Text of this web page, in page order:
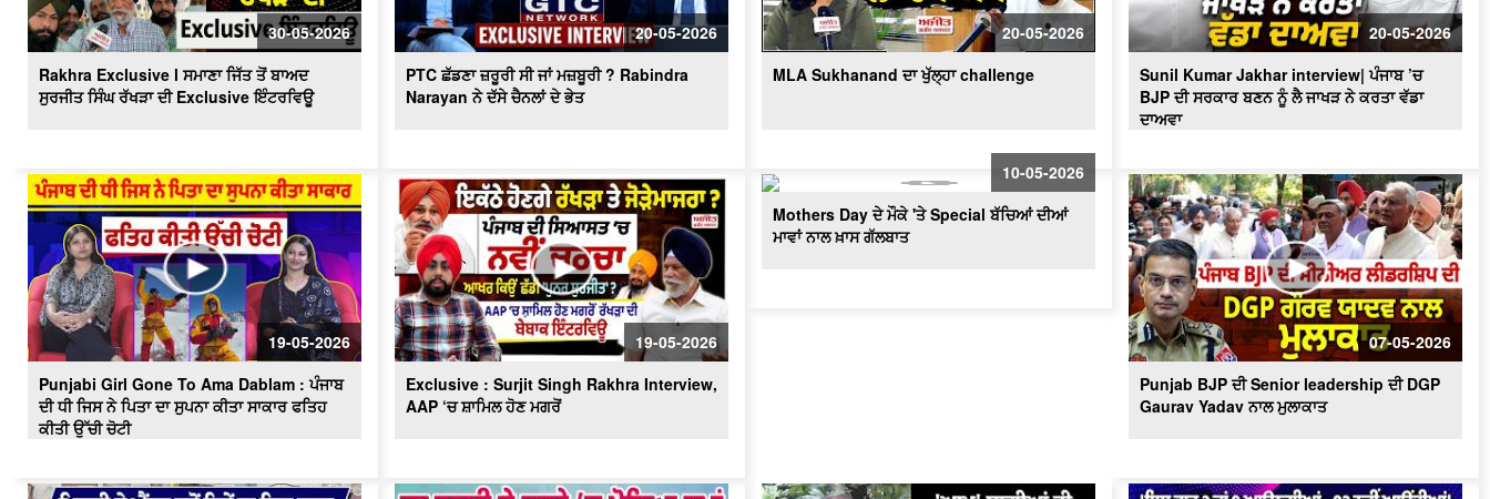
'ਇਸ ਵਾਰ 2 ਜਾਂ 9 ਆਉਣਗੀਆਂ - 92 ਨਹੀਂ
ਆਉਂਦੀਆਂ' 'ਬਦਲਾਅ ਨੇ ਸਾਨੂੰ ਡਰਾ'ਤਾ' - MLA
Bawa Henry
30-05-2026
Rakhra Exclusive l ਸਮਾਣਾ ਜਿੱਤ ਤੋਂ ਬਾਅਦ
ਸੁਰਜੀਤ ਸਿੰਘ ਰੱਖੜਾ ਦੀ Exclusive ਇੰਟਰਵਿਊ
20-05-2026
PTC ਛੱਡਣਾ ਜ਼ਰੂਰੀ ਸੀ ਜਾਂ ਮਜ਼ਬੂਰੀ ? Rabindra
Narayan ਨੇ ਦੱਸੇ ਚੈਨਲਾਂ ਦੇ ਭੇਤ
20-05-2026
MLA Sukhanand ਦਾ ਖੁੱਲ੍ਹਾ challenge
20-05-2026
Sunil Kumar Jakhar interview| ਪੰਜਾਬ ’ਚ
BJP ਦੀ ਸਰਕਾਰ ਬਣਨ ਨੂੰ ਲੈ ਜਾਖੜ ਨੇ ਕਰਤਾ ਵੱਡਾ
ਦਾਅਵਾ
19-05-2026
Punjabi Girl Gone To Ama Dablam : ਪੰਜਾਬ
ਦੀ ਧੀ ਜਿਸ ਨੇ ਪਿਤਾ ਦਾ ਸੁਪਨਾ ਕੀਤਾ ਸਾਕਾਰ ਫਤਿਹ
ਕੀਤੀ ਉੱਚੀ ਚੋਟੀ
19-05-2026
Exclusive : Surjit Singh Rakhra Interview,
AAP ‘ਚ ਸ਼ਾਮਿਲ ਹੋਣ ਮਗਰੋਂ
10-05-2026
Mothers Day ਦੇ ਮੌਕੇ 'ਤੇ Special ਬੱਚਿਆਂ ਦੀਆਂ
ਮਾਵਾਂ ਨਾਲ ਖ਼ਾਸ ਗੱਲਬਾਤ
07-05-2026
Punjab BJP ਦੀ Senior leadership ਦੀ DGP
Gaurav Yadav ਨਾਲ ਮੁਲਾਕਾਤ